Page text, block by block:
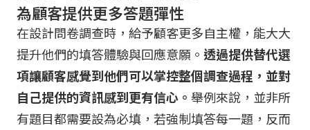
為顧客提供更多答題彈性
在設計問卷調查時，給予顧客更多自主權，能大大
提升他們的填答體驗與回應意願。 透過提供替代選
項讓顧客感覺到他們可以掌控整個調查過程，並對
自己提供的資訊感到更有信心。 舉例來說，並非所
有題目都需要設為必填，若強制填答每一題，反而